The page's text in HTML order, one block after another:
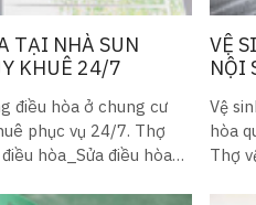
TẠI NHÀ SUN
KHUÊ 24/7
điều hòa ở chung cư
phục vụ 24/7. Thợ
hòa_Sửa điều hòa
VỆ
NỘI
Vệ
hòa
Thợ